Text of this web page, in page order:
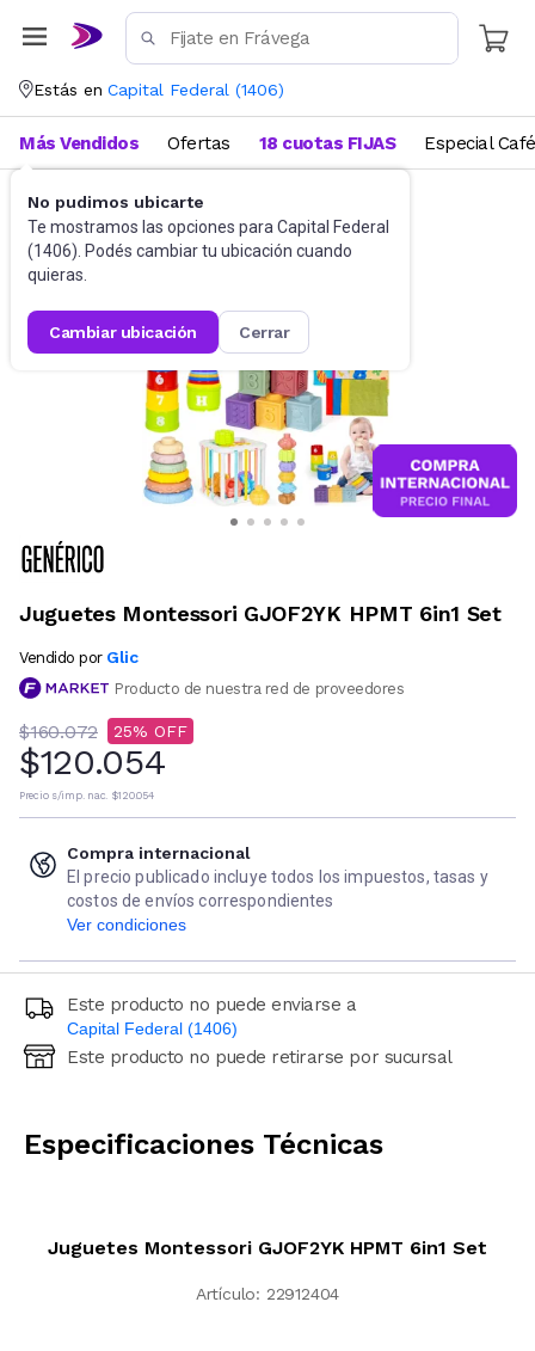
Estás en Capital Federal (1406)
No pudimos ubicarte
Te mostramos las opciones para Capital Federal
(1406). Podés cambiar tu ubicación cuando
quieras.
cambiar ubicación cerrar
Más Vendidos Ofertas 18 cuotas FIJAS Especial Café
Didácticos Para bebés
Juguetes Montessori GJOF2YK HPMT 6in1 Set
Vendido por Glic
Producto de nuestra red de proveedores
$160.072 25
$120.054
Precio s/imp. nac. $120.054
Compra internacional
El precio publicado incluye todos los impuestos, tasas y
costos de envíos correspondientes
Ver condiciones
Este producto no puede enviarse a
Capital Federal (1406)
Ingresá código postal (sólo números)
Este producto no puede retirarse por sucursal
Especificaciones Técnicas
Juguetes Montessori GJOF2YK HPMT 6in1 Set
Artículo: 22912404